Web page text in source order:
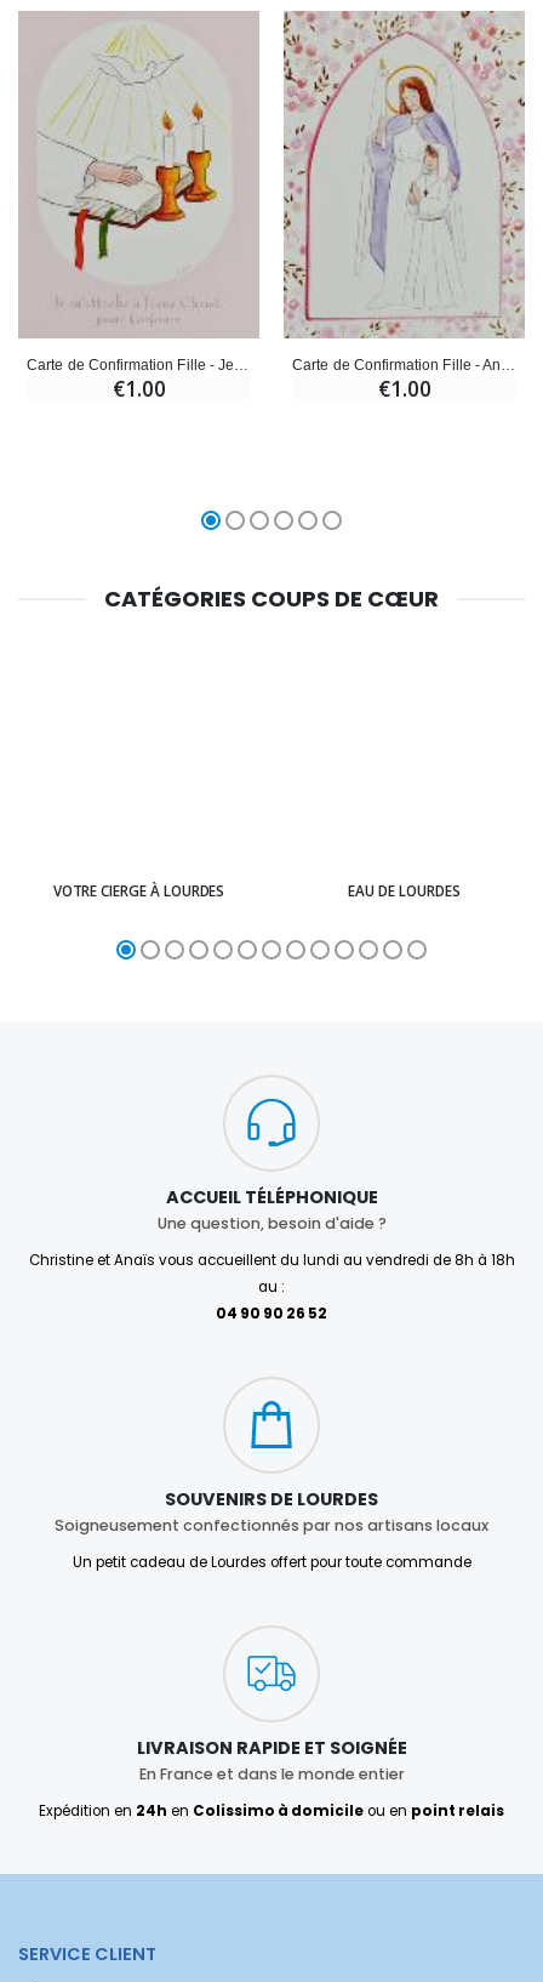
€1.00 €1.00
CATÉGORIES COUPS DE CŒUR
VOTRE CIERGE À LOURDES EAU DE LOURDES
ACCUEIL TÉLÉPHONIQUE
Une question, besoin d'aide ?
Christine et Anaïs vous accueillent du lundi au vendredi de 8h à 18h
au :
04 90 90 26 52
SOUVENIRS DE LOURDES
Soigneusement confectionnés par nos artisans locaux
Un petit cadeau de Lourdes offert pour toute commande
LIVRAISON RAPIDE ET SOIGNÉE
En France et dans le monde entier
Expédition en 24h en Colissimo à domicileou en point relais
SERVICE CLIENT